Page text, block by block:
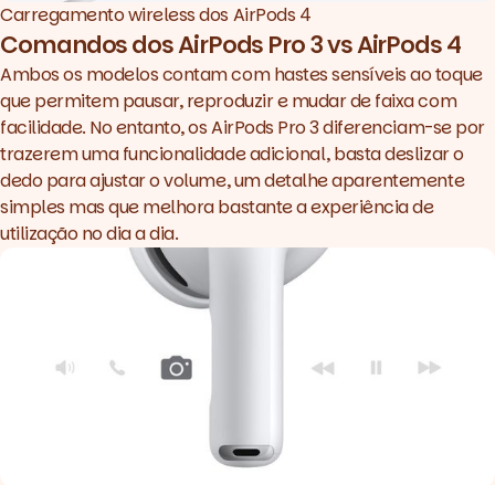
Carregamento wireless dos AirPods 4
Comandos dos AirPods Pro 3 vs AirPods 4
Ambos os modelos contam com hastes sensíveis ao toque
que permitem pausar, reproduzir e mudar de faixa com
facilidade. No entanto, os AirPods Pro 3 diferenciam-se por
trazerem uma funcionalidade adicional, basta deslizar o
dedo para ajustar o volume, um detalhe aparentemente
simples mas que melhora bastante a experiência de
utilização no dia a dia.